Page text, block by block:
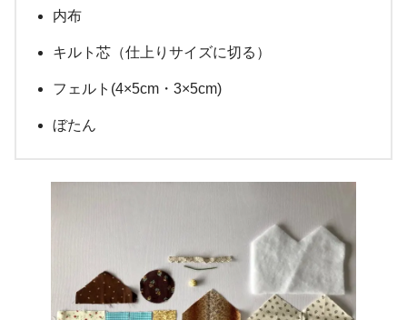
内布
キルト芯（仕上りサイズに切る）
フェルト(4×5cm・3×5cm)
ぼたん